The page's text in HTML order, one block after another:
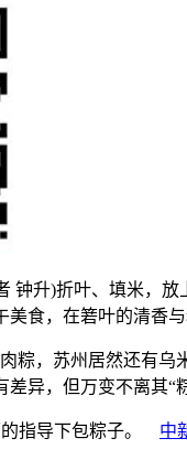
钟升)折叶、填米，
食，在箬叶的清香
，苏州居然还有乌
异，但万变不离其“粽
的指导下包粽子。 中